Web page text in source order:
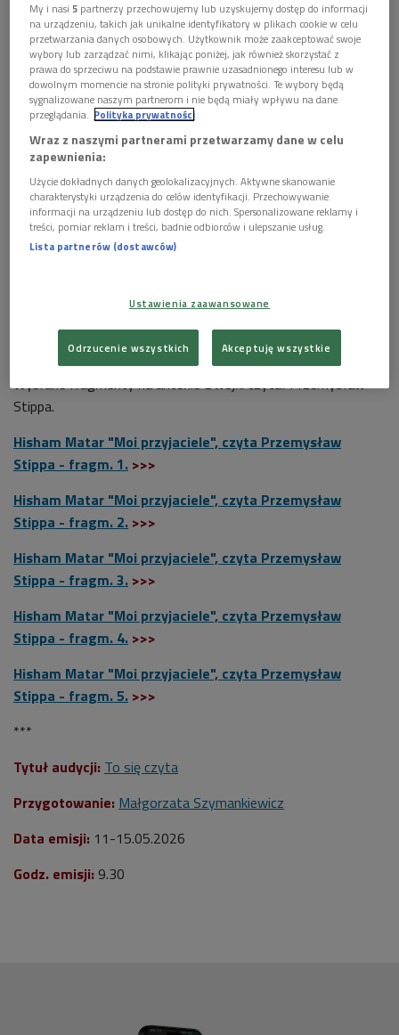
Matar, który kreśli opowieść o emigracji, lojalności i
przyjaźni, prowadząc czytelnika od lat
siedemdziesiątych XX wieku aż po czasy Arabskiej
Wiosny.
Wybrane fragmenty powieści "Moi przyjaciele" na antenie Dwójki czyta
Przemysław Stippa Foto: Polskie Radio/ Cezary Piwowarski
Wybrane fragmenty na antenie Dwójki czytałPrzemysław
Stippa.
Hisham Matar "Moi przyjaciele", czyta Przemysław
Stippa - fragm. 1. >>>
Hisham Matar "Moi przyjaciele", czyta Przemysław
Stippa - fragm. 2. >>>
Hisham Matar "Moi przyjaciele", czyta Przemysław
Stippa - fragm. 3. >>>
Hisham Matar "Moi przyjaciele", czyta Przemysław
Stippa - fragm. 4. >>>
Hisham Matar "Moi przyjaciele", czyta Przemysław
Stippa - fragm. 5. >>>
***
Tytuł audycji: To się czyta
Przygotowanie: Małgorzata Szymankiewicz
Data emisji: 11-15.05.2026
Godz. emisji: 9.30
My i nasi5 partnerzy przechowujemy lub uzyskujemy dostęp do informacji
na urządzeniu, takich jak unikalne identyfikatory w plikach cookie w celu
przetwarzania danych osobowych. Użytkownik może zaakceptować swoje
wybory lub zarządzać nimi, klikając poniżej, jak również skorzystać z
prawa do sprzeciwu na podstawie prawnie uzasadnionego interesu lub w
dowolnym momencie na stronie polityki prywatności. Te wybory będą
sygnalizowane naszym partnerom i nie będą miały wpływu na dane
przeglądania. Polityka prywatności
Wraz z naszymi partnerami przetwarzamy dane w celu
zapewnienia:
Użycie dokładnych danych geolokalizacyjnych. Aktywne skanowanie
charakterystyki urządzenia do celów identyfikacji. Przechowywanie
informacji na urządzeniu lub dostęp do nich. Spersonalizowane reklamy i
treści, pomiar reklam i treści, badnie odbiorców i ulepszanie usług.
Lista partnerów (dostawców)
Ustawienia zaawansowane
Odrzucenie wszystkich Akceptuję wszystkie